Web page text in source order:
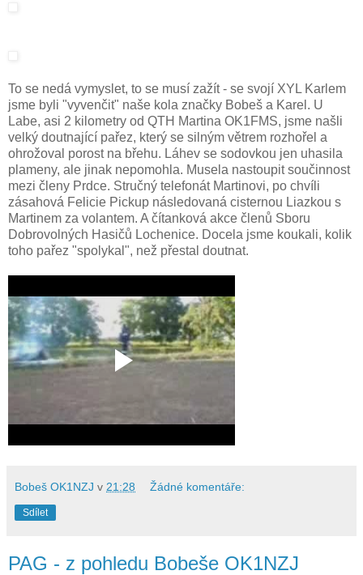
To se nedá vymyslet, to se musí zažít - se svojí XYL Karlem
jsme byli "vyvenčit" naše kola značky Bobeš a Karel. U
Labe, asi 2 kilometry od QTH Martina OK1FMS, jsme našli
velký doutnající pařez, který se silným větrem rozhořel a
ohrožoval porost na břehu. Láhev se sodovkou jen uhasila
plameny, ale jinak nepomohla. Musela nastoupit součinnost
mezi členy Prdce. Stručný telefonát Martinovi, po chvíli
zásahová Felicie Pickup následovaná cisternou Liazkou s
Martinem za volantem. A čítanková akce členů Sboru
Dobrovolných Hasičů Lochenice. Docela jsme koukali, kolik
toho pařez "spolykal", než přestal doutnat.
Bobeš OK1NZJ v 21:28 Žádné komentáře:
Sdílet
PAG - z pohledu Bobeše OK1NZJ